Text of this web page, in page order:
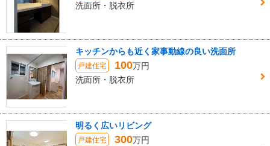
洗面所・脱衣所
キッチンからも近く家事動線の良い洗面所
戸建住宅 100万円
洗面所・脱衣所
明るく広いリビング
戸建住宅 300万円